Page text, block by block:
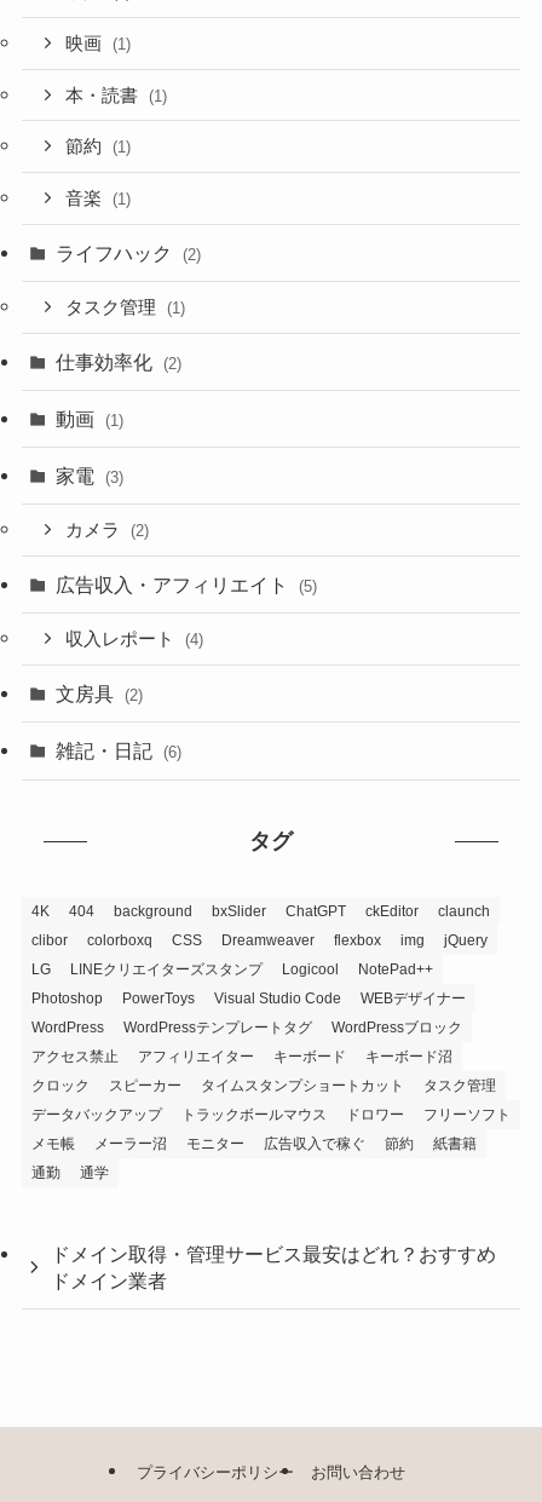
映画 (1)
本・読書 (1)
節約 (1)
音楽 (1)
ライフハック (2)
タスク管理 (1)
仕事効率化 (2)
動画 (1)
家電 (3)
カメラ (2)
広告収入・アフィリエイト (5)
収入レポート (4)
文房具 (2)
雑記・日記 (6)
タグ
4K 404 background bxSlider ChatGPT ckEditor
claunch
clibor
colorboxq CSS Dreamweaver flexbox img
jQuery
LG
LINEクリエイターズスタンプ Logicool
NotePad++
Photoshop
PowerToys Visual Studio Code
WEBデザイナー
WordPress
WordPressテンプレートタグ
WordPressブロック
アクセス禁止
アフィリエイター キーボード
キーボード沼
クロック
スピーカー タイムスタンプショートカット
タスク管理
データバックアップ
トラックボールマウス ドロワー
フリーソフト
メモ帳
メーラー沼 モニター 広告収入で稼ぐ 節約
紙書籍
通勤
通学
ドメイン取得・管理サービス最安はどれ？おすすめ
ドメイン業者
プライバシーポリシー お問い合わせ